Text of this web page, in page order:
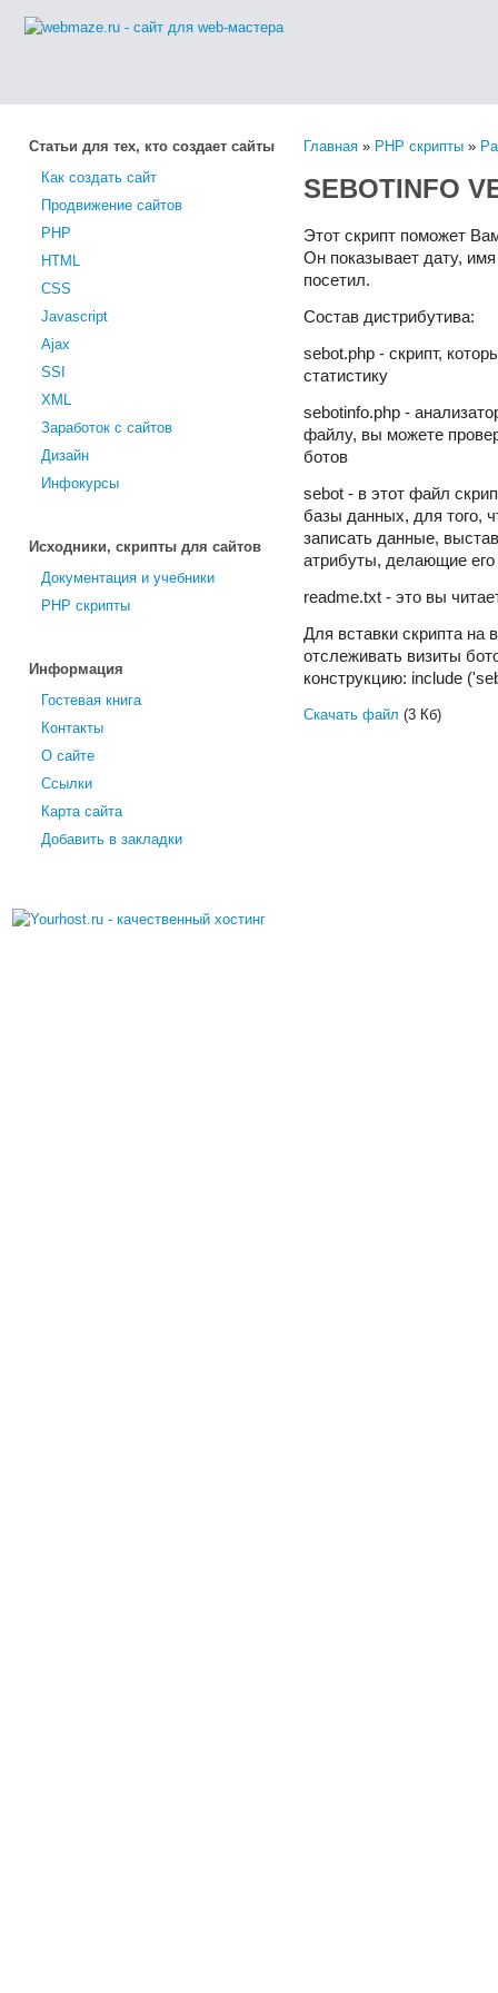
Главная » PHP скрипты »
SEBOTINFO
Этот скрипт поможет
Он показывает дату,
посетил.
Состав дистрибутива:
sebot.php - скрипт,
статистику
sebotinfo.php -
файлу, вы можете
ботов
sebot - в этот файл
базы данных, для того,
записать данные,
атрибуты, делающие
readme.txt - это вы
Для вставки скрипта на
отслеживать визиты
конструкцию: include
Скачать файл (3 Кб)
Статьи для тех, кто создает сайты
Как создать сайт
Продвижение сайтов
PHP
HTML
CSS
Javascript
Ajax
SSI
XML
Заработок с сайтов
Дизайн
Инфокурсы
Исходники, скрипты для сайтов
Документация и учебники
PHP скрипты
Информация
Гостевая книга
Контакты
О сайте
Ссылки
Карта сайта
Добавить в закладки